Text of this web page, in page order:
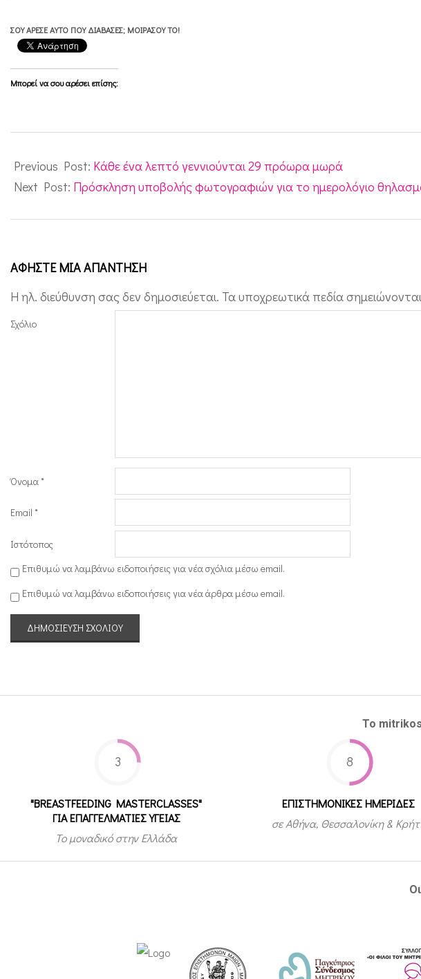
ΣΟΥ ΆΡΕΣΕ ΑΥΤΌ ΠΟΥ ΔΙΆΒΑΣΕΣ; ΜΟΙΡΆΣΟΥ ΤΟ!
Μπορεί να σου αρέσει επίσης:
11-
18
Previous Post: Κάθε ένα λεπτό γεννιούνται 29 πρόωρα μωρά
Next Post: Πρόσκληση υποβολής φωτογραφιών για το ημερολόγιο
ΑΦΉΣΤΕ ΜΙΑ ΑΠΆΝΤΗΣΗ
Η ηλ. διεύθυνση σας δεν δημοσιεύεται. Τα υποχρεωτικά πεδία
Σχόλιο
Όνομα *
Email *
Ιστότοπος
Επιθυμώ να λαμβάνω ειδοποιήσεις για νέα σχόλια μέσω email.
Επιθυμώ να λαμβάνω ειδοποιήσεις για νέα άρθρα μέσω email.
Το
3
"BREASTFEEDING MASTERCLASSES"
ΓΙΑ ΕΠΑΓΓΕΛΜΑΤΙΕΣ ΥΓΕΙΑΣ
Το μοναδικό στην Ελλάδα
8
ΕΠΙΣΤΗΜΟΝΙΚΕΣ ΗΜΕΡΙΔΕΣ
σε Αθήνα, Θεσσαλονίκη &